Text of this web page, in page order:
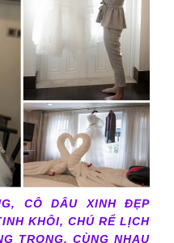
CÔ DÂU XINH ĐẸP
KHÔI, CHÚ RỂ LỊCH
TRỌNG, CÙNG NHAU